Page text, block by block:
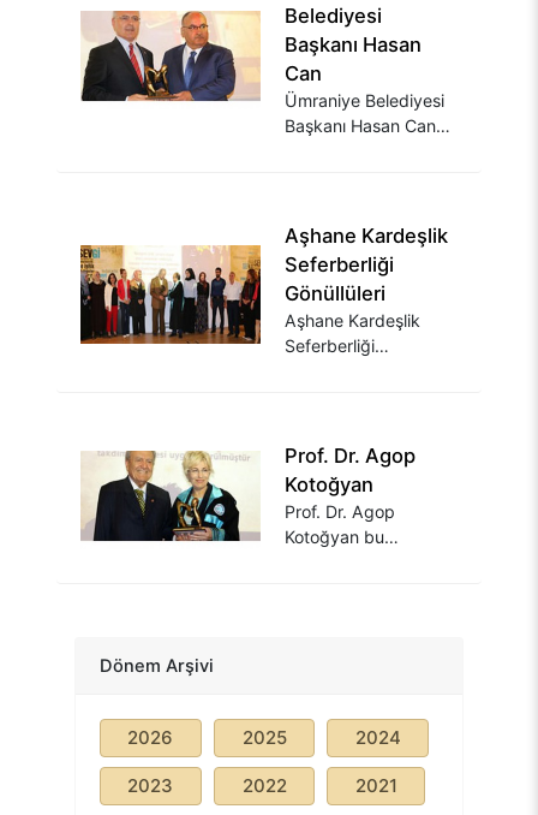
Belediyesi
Başkanı Hasan
Can
Ümraniye Belediyesi
Başkanı Hasan Can
Aşhane Kardeşlik
Seferberliği
Gönüllüleri
Aşhane Kardeşlik
Seferberliği
Prof. Dr. Agop
Kotoğyan
Prof. Dr. Agop
Kotoğyan bu
Dönem Arşivi
2026 2025 2024
2023 2022 2021